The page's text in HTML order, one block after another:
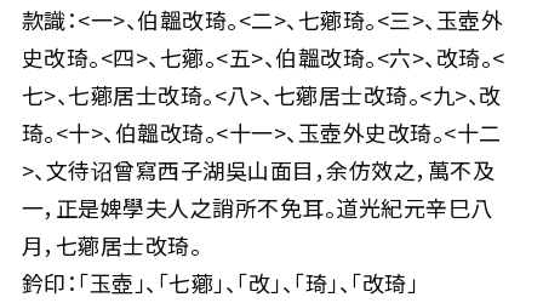
款識：<一>、伯韞改琦。<二>、七薌琦。<三>、玉壺外
史改琦。<四>、七薌。<五>、伯韞改琦。<六>、改琦。<
七>、七薌居士改琦。<八>、七薌居士改琦。<九>、改
琦。<十>、伯韞改琦。<十一>、玉壺外史改琦。<十二
>、文待诏曾寫西子湖吳山面目，余仿效之，萬不及
一，正是婢學夫人之誚所不免耳。道光紀元辛巳八
月，七薌居士改琦。
鈐印：「玉壺」、「七薌」、「改」、「琦」、「改琦」